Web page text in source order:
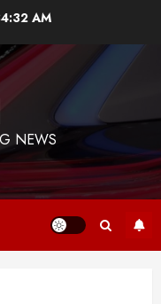
AM
NEWS